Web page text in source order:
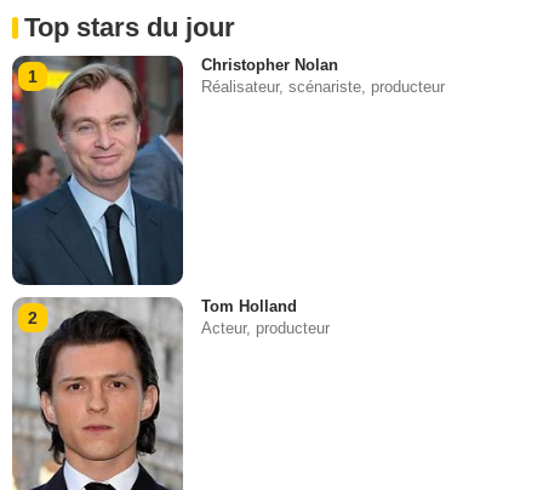
Top stars du jour
1
Christopher Nolan
Réalisateur, scénariste, producteur
2
Tom Holland
Acteur, producteur